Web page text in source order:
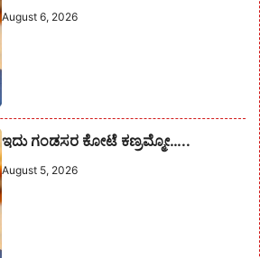
August 6, 2026
ಇದು ಗಂಡಸರ ಕೋಟೆ ಕಣ್ರಮ್ಮೋ…..
August 5, 2026